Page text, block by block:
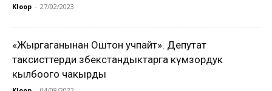
Kloop - 27/02/2023
«Жыргаганынан Оштон учпайт». Депутат
таксисттерди өзбекстандыктарга өкүмзордук
кылбоого чакырды